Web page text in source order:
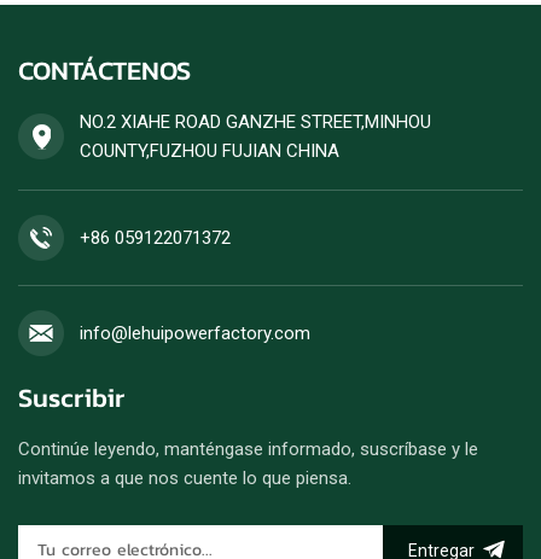
CONTÁCTENOS
NO.2 XIAHE ROAD GANZHE STREET,MINHOU
COUNTY,FUZHOU FUJIAN CHINA
+86 059122071372
info@lehuipowerfactory.com
Suscribir
Continúe leyendo, manténgase informado, suscríbase y le
invitamos a que nos cuente lo que piensa.
Entregar